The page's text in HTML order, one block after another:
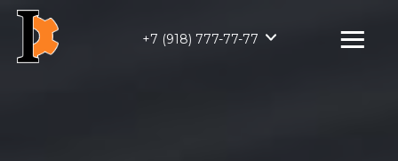
+7 (918) 777-77-77